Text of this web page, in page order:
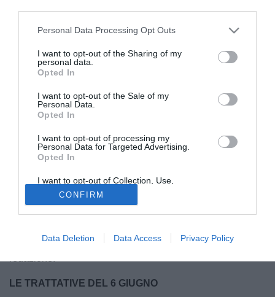
Personal Data Processing Opt Outs
I want to opt-out of the Sharing of my
personal data.
Opted In
I want to opt-out of the Sale of my
Personal Data.
Opted In
I want to opt-out of processing my
Personal Data for Targeted Advertising.
Opted In
I want to opt-out of Collection, Use,
Retention, Sale, and/or Sharing of my
Personal Data that Is Unrelated with the
Purposes for which it was collected.
Opted Out
CONFIRM
Data Deletion Data Access Privacy Policy
© foto di Pro Vercelli 1892
L'estate si preannuncia già bollente e ricca di emozioni,
protagonista e a farci compagnia per i prossimi mesi. Occhi
puntati sullaSerie C
acquisti o cessioni per presentarsi nel miglior modo
possibile ai nastri di partenza della stagione 2026-27.
Tutte le ultimetrattativee leufficialitàdi questo mercato,
, aggiornato e curato di passo in passo dalla nostra
LE TRATTATIVE DEL 6 GIUGNO